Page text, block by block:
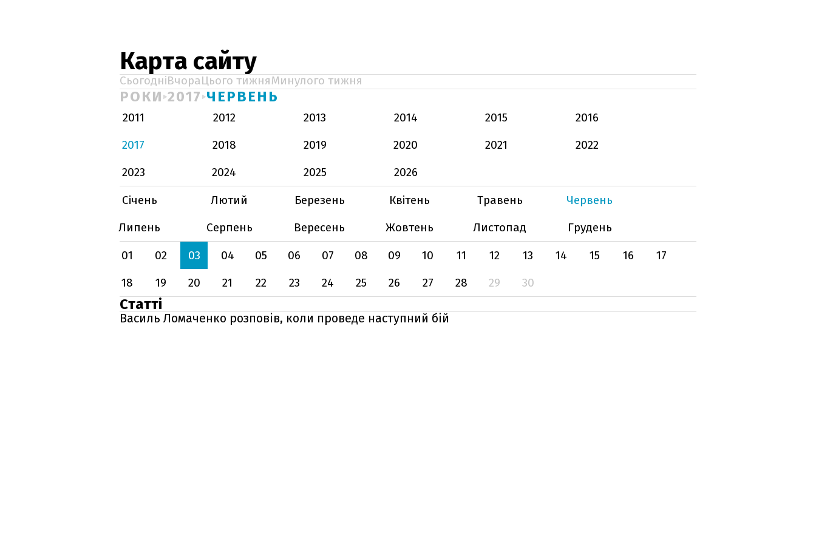
Карта сайту
СьогодніВчораЦього тижняМинулого тижня
РОКИ 2017 ЧЕРВЕНЬ
2011 2012 2013 2014 2015
2016
2017
2018 2019 2020 2021
2022
2023
2024 2025
2026
Січень
Лютий Березень Квітень Травень
Червень
Липень
Серпень Вересень Жовтень Листопад
Грудень
01
02 03 04 05 06 07 08 09 10 11 12 13 14 15 16
17
18
19 20 21 22 23 24 25 26 27 28 29 30
Статті
Василь Ломаченко розповів, коли проведе наступний бій